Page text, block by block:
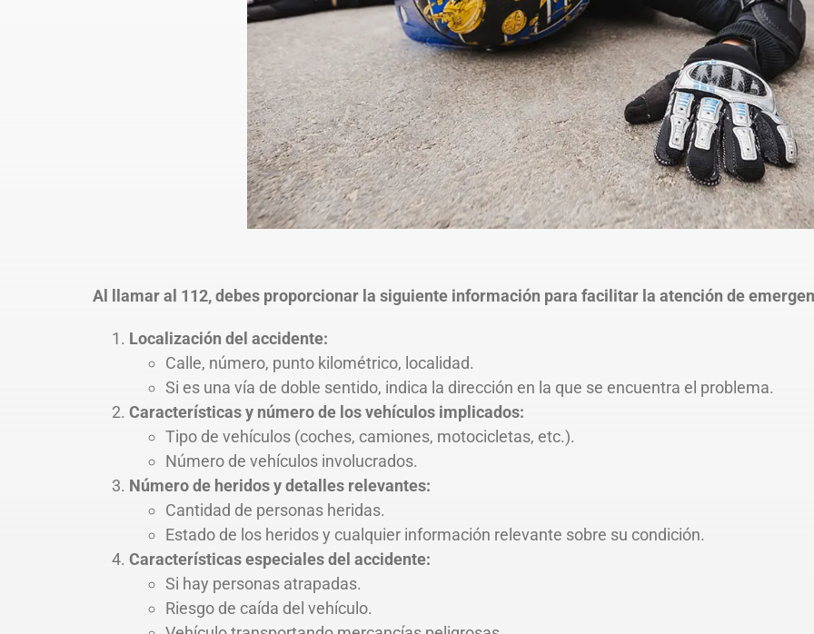
Al llamar al 112, debes proporcionar la siguiente información para facilitar la atención de
Localización del accidente:
Calle, número, punto kilométrico, localidad.
Si es una vía de doble sentido, indica la dirección en la que se encuentra el problema.
Características y número de los vehículos implicados:
Tipo de vehículos (coches, camiones, motocicletas, etc.).
Número de vehículos involucrados.
Número de heridos y detalles relevantes:
Cantidad de personas heridas.
Estado de los heridos y cualquier información relevante sobre su condición.
Características especiales del accidente:
Si hay personas atrapadas.
Riesgo de caída del vehículo.